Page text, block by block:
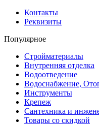
Контакты
Реквизиты
Популярное
Стройматериалы
Внутренняя отделка
Водоотведение
Водоснабжение,
Инструменты
Крепеж
Сантехника и
Товары со скидкой